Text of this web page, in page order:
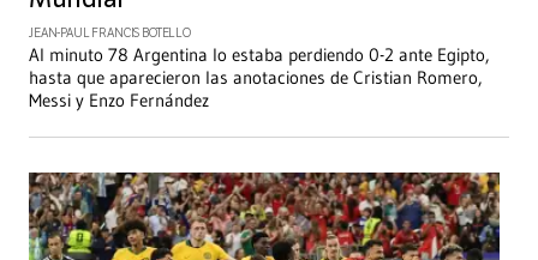
JEAN-PAUL FRANCIS BOTELLO
Al minuto 78 Argentina lo estaba perdiendo 0-2 ante Egipto,
hasta que aparecieron las anotaciones de Cristian Romero,
Messi y Enzo Fernández